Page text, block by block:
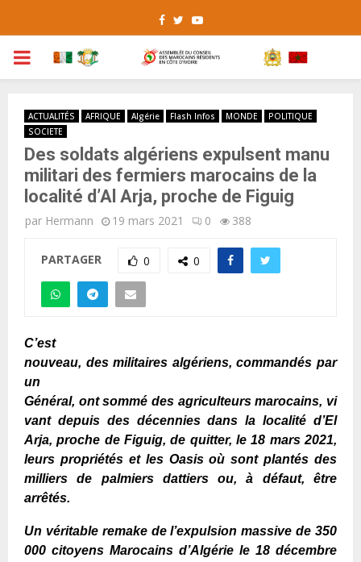
Facebook
TwitterYoutube
PRIMARY
ACTUALITÉS AFRIQUE Algérie Flash Infos MONDE
POLITIQUE
SOCIETE
Des soldats algériens expulsent manu
militari des fermiers marocains de la
localité d’Al Arja, proche de Figuig
par Hermann 19 mars 2021 0 388
PARTAGER 0 0
C’est
nouveau, desmilitaires algériens,commandés par
un
Général, ontsommédes agriculteursmarocains, vi
vant depuis des décennies dans la localité d’El
Arja,proche de Figuig, de quitter,le 18 mars 2021,
leurs propriétés et les Oasis où sont plantés des
milliers de palmiers dattiers ou, à défaut, être
arrêtés.
Un véritable remake de l’expulsion massive de 350
000 citoyens Marocains d’Algérie le 18 décembre